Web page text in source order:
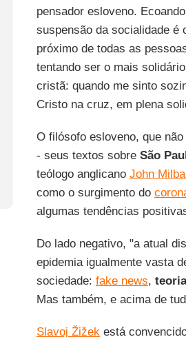
pensador esloveno. Ecoando
suspensão da socialidade é
próximo de todas as
tentando ser o mais
cristã: quando me sinto
Cristo na cruz, em plena
O filósofo esloveno, que
- seus textos sobre São
teólogo anglicano John
como o surgimento do
algumas tendências
Do lado negativo, "a atual
epidemia igualmente vasta
sociedade: fake news,
Mas também, e acima de
Slavoj Žižekestá